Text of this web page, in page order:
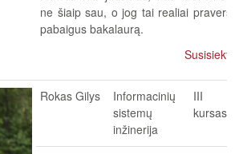
ne šiaip sau, o jog tai realiai pravers
pabaigus bakalaurą.
Susisiekti
Rokas Gilys
Informacinių
sistemų
inžinerija
III
kursas